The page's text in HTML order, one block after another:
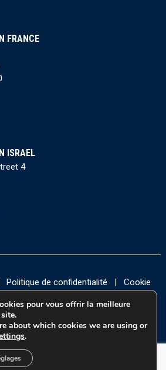
FRANCE
ISRAEL
4
Politique de confidentialité | Cookie
droits sont réservés à Shemesh
pour vous offrir la meilleure
about which cookies we are using or
.